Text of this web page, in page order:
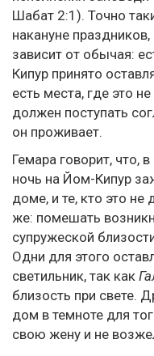
Шабат 2:1). Точно
накануне
зависит от обычая:
Кипур принято
есть места, где это
должен поступать
он проживает.
Гемара говорит, что,
ночь на Йом-Кипур
доме, и те, кто это не
же: помешать
супружеской
Одни для этого
светильник, так как
близость при свете.
дом в темноте для
свою жену и не